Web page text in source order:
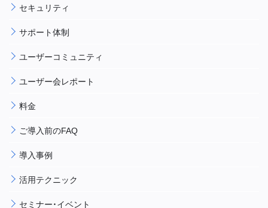
セキュリティ
サポート体制
ユーザーコミュニティ
ユーザー会レポート
料金
ご導入前のFAQ
導入事例
活用テクニック
セミナー・イベント